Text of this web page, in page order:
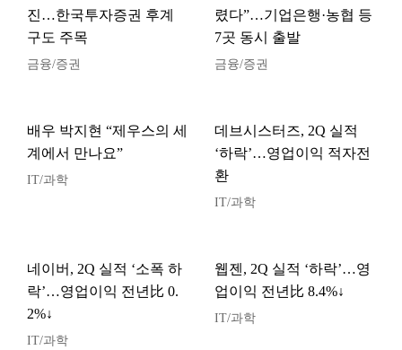
진…한국투자증권 후계
구도 주목
금융/증권
렸다”…기업은행·농협 등
7곳 동시 출발
금융/증권
배우 박지현 “제우스의 세
계에서 만나요”
IT/과학
데브시스터즈, 2Q 실적
‘하락’…영업이익 적자전
환
IT/과학
네이버, 2Q 실적 ‘소폭 하
락’…영업이익 전년比 0.
2%↓
IT/과학
웹젠, 2Q 실적 ‘하락’…영
업이익 전년比 8.4%↓
IT/과학